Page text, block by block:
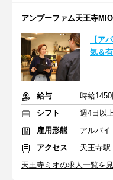
アンプーファム天王寺
【ア
気＆
給与
時給1450
シフト
雇用形態
アルバイ
アクセス
天王寺駅
天王寺ミオの求人一覧を